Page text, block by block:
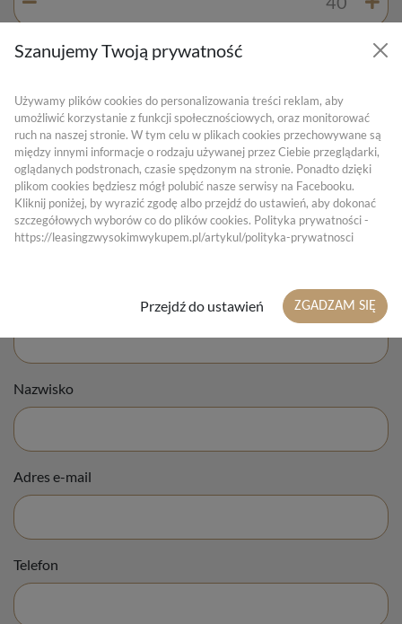
4027.35 zł netto
WNIOSKUJ ONLINE
Zamów kontakt (leasing)
Nazwisko
Adres e-mail
Telefon
Szanujemy Twoją prywatność
Używamy plików cookies do personalizowania treści reklam, aby
umożliwić korzystanie z funkcji społecznościowych, oraz monitorować
ruch na naszej stronie. W tym celu w plikach cookies przechowywane są
między innymi informacje o rodzaju używanej przez Ciebie przeglądarki,
oglądanych podstronach, czasie spędzonym na stronie. Ponadto dzięki
plikom cookies będziesz mógł polubić nasze serwisy na Facebooku.
Kliknij poniżej, by wyrazić zgodę albo przejdź do ustawień, aby dokonać
szczegółowych wyborów co do plików cookies. Polityka prywatności -
https://leasingzwysokimwykupem.pl/artykul/polityka-prywatnosci
Przejdź do ustawień ZGADZAM SIĘ